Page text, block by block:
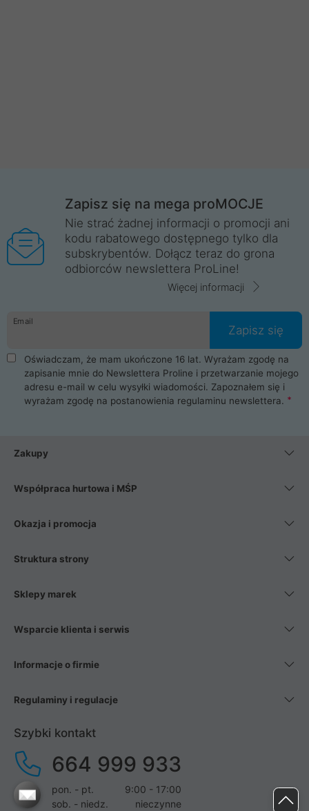
Zapisz się na mega proMOCJE
Nie strać żadnej informacji o promocji ani
kodu rabatowego dostępnego tylko dla
subskrybentów. Dołącz teraz do grona
odbiorców newslettera ProLine!
Więcej informacji
Email
Zapisz się
Oświadczam, że mam ukończone 16 lat. Wyrażam zgodę na
zapisanie mnie do Newslettera Proline i przetwarzanie mojego
adresu e-mail w celu wysyłki wiadomości. Zapoznałem się i
wyrażam zgodę na postanowienia regulaminu newslettera.
Zakupy
Współpraca hurtowa i MŚP
Okazja i promocja
Struktura strony
Sklepy marek
Wsparcie klienta i serwis
Informacje o firmie
Regulaminy i regulacje
Szybki kontakt
664 999 933
pon. - pt.
9:00 - 17:00
sob. - niedz.
nieczynne